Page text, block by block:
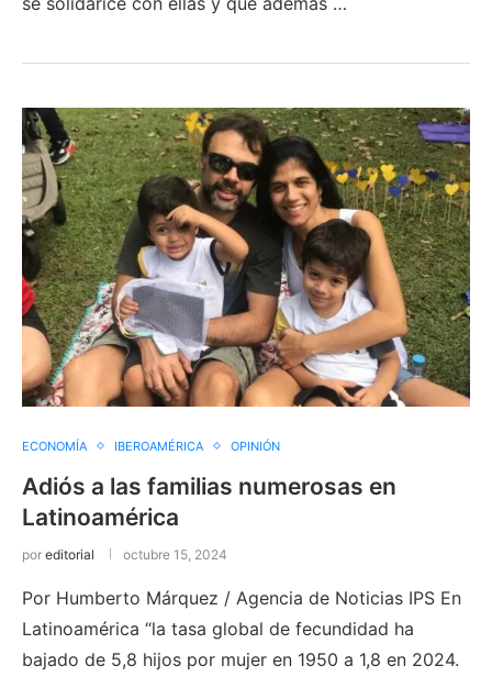
ECONOMÍA IBEROAMÉRICA OPINIÓN
Adiós a las familias numerosas en
Latinoamérica
por editorial octubre 15, 2024
Por Humberto Márquez / Agencia de Noticias IPS En
Latinoamérica “la tasa global de fecundidad ha
bajado de 5,8 hijos por mujer en 1950 a 1,8 en 2024.